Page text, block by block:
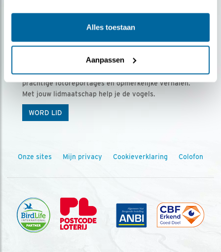
Alles toestaan
Aanpassen
Ontvang 5 x Vogels voor € 36,00 per jaar
Vogels is het tijdschrift voor onze leden, met
prachtige fotoreportages en opmerkelijke verhalen.
Met jouw lidmaatschap help je de vogels.
WORD LID
Onze sites Mijn privacy Cookieverklaring Colofon